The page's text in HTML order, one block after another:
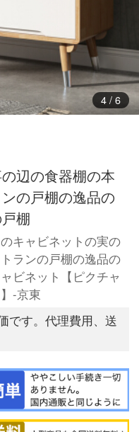
5/ 6
辺の食器棚の本
の戸棚の逸品の
棚
キャビネットの実の
ランの戸棚の逸品の
ビネット【ピクチャ
-京東
です。代理費用、送